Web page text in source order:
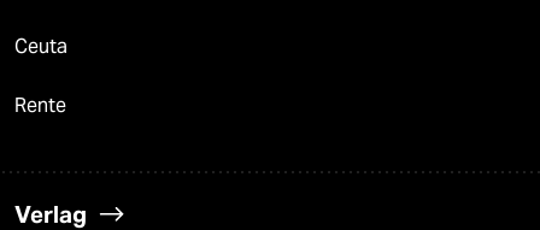
Ceuta
Rente
Verlag